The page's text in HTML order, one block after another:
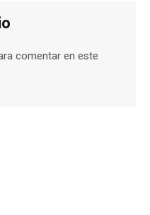
comentar en este